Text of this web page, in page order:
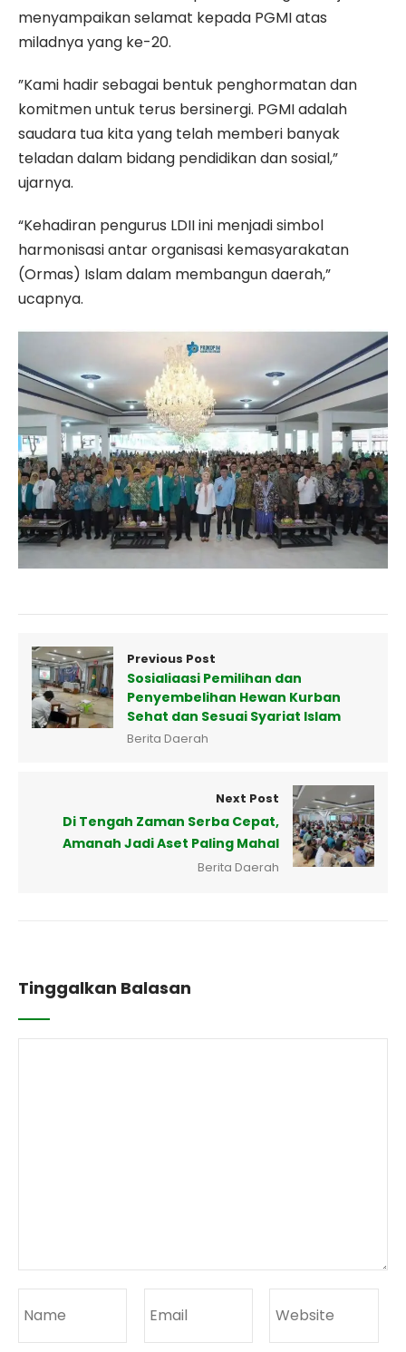
menyampaikan selamat kepada PGMI atas
miladnya yang ke-20.
”Kami hadir sebagai bentuk penghormatan dan
komitmen untuk terus bersinergi. PGMI adalah
saudara tua kita yang telah memberi banyak
teladan dalam bidang pendidikan dan sosial,”
ujarnya.
“Kehadiran pengurus LDII ini menjadi simbol
harmonisasi antar organisasi kemasyarakatan
(Ormas) Islam dalam membangun daerah,”
ucapnya.
Previous Post
Sosialiaasi Pemilihan dan
Penyembelihan Hewan Kurban
Sehat dan Sesuai Syariat Islam
Berita Daerah
Next Post
Di Tengah Zaman Serba Cepat,
Amanah Jadi Aset Paling Mahal
Berita Daerah
Tinggalkan Balasan